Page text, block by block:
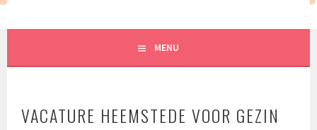
MENU
VACATURE HEEMSTEDE VOOR GEZIN